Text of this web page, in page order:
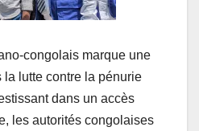
congolais marque une
la lutte contre la pénurie
dans un accès
les autorités congolaises